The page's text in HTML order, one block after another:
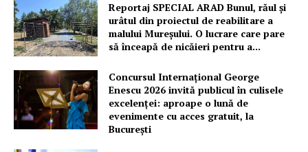
Reportaj SPECIAL ARAD Bunul, răul și
urâtul din proiectul de reabilitare a
malului Mureșului. O lucrare care pare
să înceapă de nicăieri pentru a...
Concursul Internațional George
Enescu 2026 invită publicul în culisele
excelenței: aproape o lună de
evenimente cu acces gratuit, la
București